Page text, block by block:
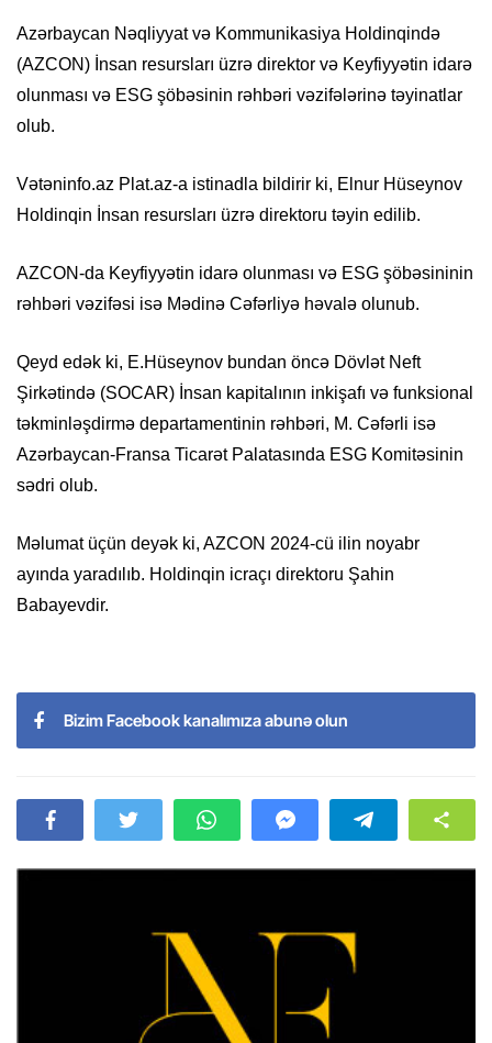
Azərbaycan Nəqliyyat və Kommunikasiya Holdinqində
(AZCON) İnsan resursları üzrə direktor və Keyfiyyətin idarə
olunması və ESG şöbəsinin rəhbəri vəzifələrinə təyinatlar
olub.
Vətəninfo.az Plat.az-a istinadla bildirir ki, Elnur Hüseynov
Holdinqin İnsan resursları üzrə direktoru təyin edilib.
AZCON-da Keyfiyyətin idarə olunması və ESG şöbəsininin
rəhbəri vəzifəsi isə Mədinə Cəfərliyə həvalə olunub.
Qeyd edək ki, E.Hüseynov bundan öncə Dövlət Neft
Şirkətində (SOCAR) İnsan kapitalının inkişafı və funksional
təkminləşdirmə departamentinin rəhbəri, M. Cəfərli isə
Azərbaycan-Fransa Ticarət Palatasında ESG Komitəsinin
sədri olub.
Məlumat üçün deyək ki, AZCON 2024-cü ilin noyabr
ayında yaradılıb. Holdinqin icraçı direktoru Şahin
Babayevdir.
Bizim Facebook kanalımıza abunə olun